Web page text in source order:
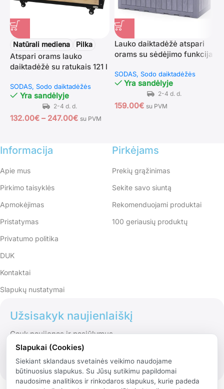
Natūrali mediena Pilka
Atspari orams lauko
daiktadėžė su ratukais 121 l
SODAS Sodo daiktadėžės
Yra sandėlyje
132.00€ – 247.00€ su PVM
Lauko daiktadėžė atspari
orams su sėdėjimo funkcija
SODAS Sodo daiktadėžės
Yra sandėlyje
159.00€ su PVM
Informacija
Apie mus
Pirkimo taisyklės
Apmokėjimas
Pristatymas
Privatumo politika
DUK
Kontaktai
Slapukų nustatymai
Pirkėjams
Prekių grąžinimas
Sekite savo siuntą
Rekomenduojami produktai
100 geriausių produktų
Užsisakyk naujienlaiškį
Gauk naujienas ir pasiūlymus
Slapukai (Cookies)
Siekiant sklandaus svetainės veikimo naudojame
būtinuosius slapukus. Su Jūsų sutikimu papildomai
naudosime analitikos ir rinkodaros slapukus, kurie padeda